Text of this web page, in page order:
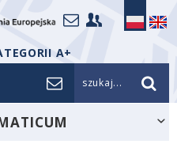
A+
szukaj...